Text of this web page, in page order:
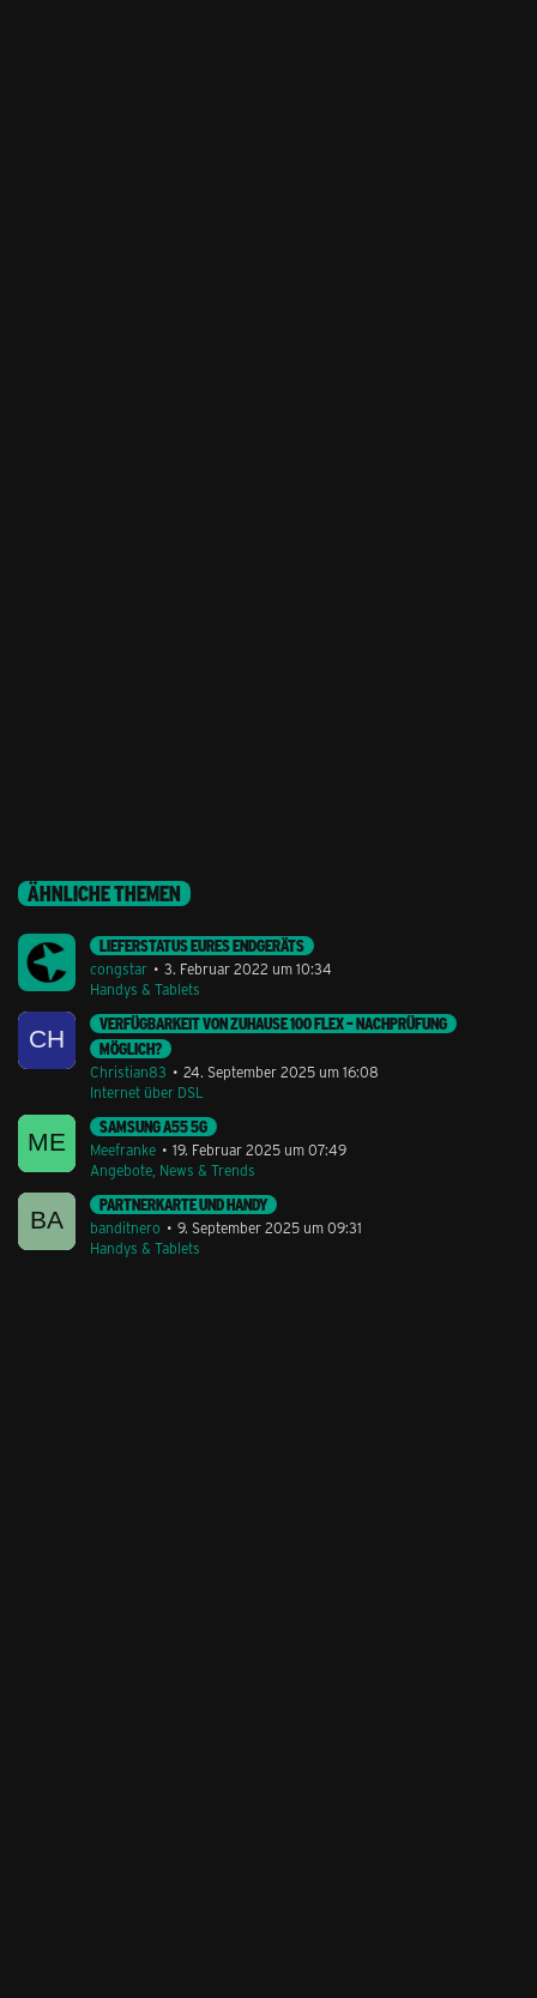
ÄHNLICHE THEMEN
LIEFERSTATUS EURES ENDGERÄTS
congstar
3. Februar 2022 um 10:34
Handys & Tablets
VERFÜGBARKEIT VON ZUHAUSE 100 FLEX – NACHPRÜFUNG
MÖGLICH?
Christian83
24. September 2025 um 16:08
Internet über DSL
SAMSUNG A55 5G
Meefranke
19. Februar 2025 um 07:49
Angebote, News & Trends
PARTNERKARTE UND HANDY
banditnero
9. September 2025 um 09:31
Handys & Tablets